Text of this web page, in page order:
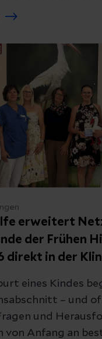
weitere Fragen
Helios Kliniken
Juli, von 14:00 bis
richtet sich
auch an
Beikost
kostenfrei und
möglich – Babys
herzlich
erweitert
der Frühen
direkt in der
eines Kindes
– und
und
von Anfang an